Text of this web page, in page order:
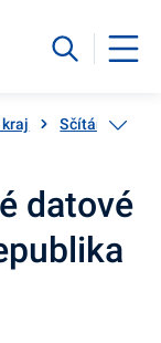
Sčítání lidu,
datové